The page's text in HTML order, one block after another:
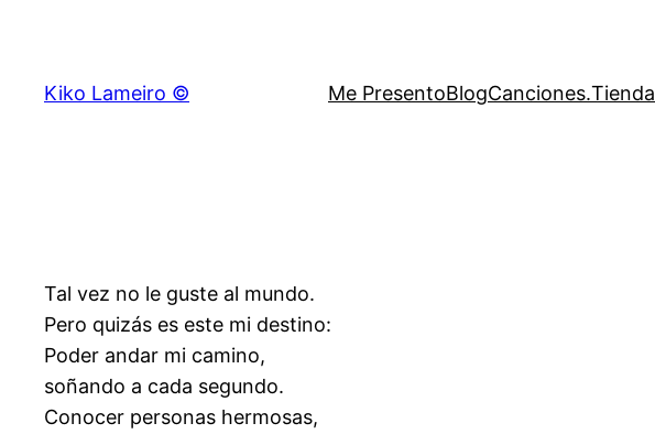
contenido
Kiko Lameiro © Me PresentoBlogCanciones.Tienda
Tal vez no le guste al mundo.
Pero quizás es este mi destino:
Poder andar mi camino,
soñando a cada segundo.
Conocer personas hermosas,